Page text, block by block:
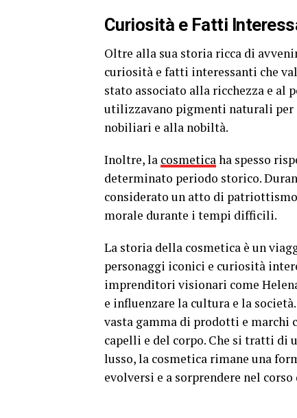
Curiosità e Fatti
Oltre alla sua storia ricca di
curiosità e fatti interessanti che
stato associato alla ricchezza e
utilizzavano pigmenti naturali per
nobiliari e alla nobiltà.
Inoltre, la cosmeticaha spesso
determinato periodo storico.
considerato un atto di
morale durante i tempi difficili.
La storia della cosmetica è un
personaggi iconici e curiosità
imprenditori visionari come
e influenzare la cultura e la
vasta gamma di prodotti e marchi
capelli e del corpo. Che si tratti di
lusso, la cosmetica rimane una
evolversi e a sorprendere nel